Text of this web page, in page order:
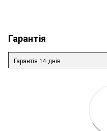
Гарантія
Гарантія 14 днів